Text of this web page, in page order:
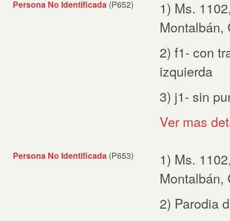
Persona No Identificada (P652)
1) Ms.
Montalbán,
2) f1- con
izquierda
3) j1- sin
Ver mas
Persona No Identificada (P653)
1) Ms.
Montalbán,
2) Parodia